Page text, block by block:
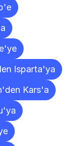
Isparta'ya
Kars'a